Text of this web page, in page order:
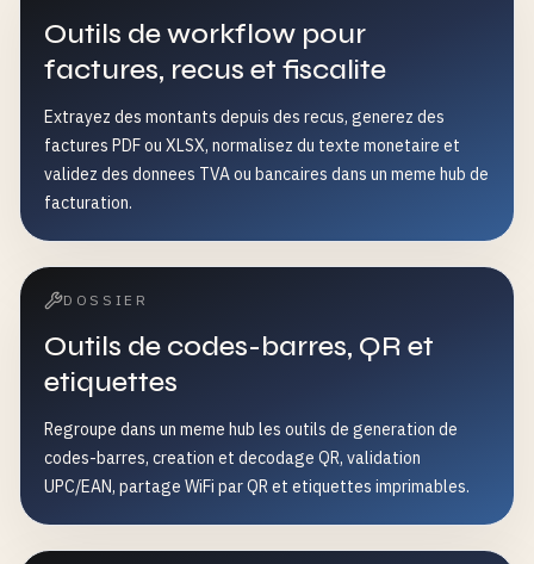
Outils de workflow pour
factures, recus et fiscalite
Extrayez des montants depuis des recus, generez des
factures PDF ou XLSX, normalisez du texte monetaire et
validez des donnees TVA ou bancaires dans un meme hub de
facturation.
DOSSIER
Outils de codes-barres, QR et
etiquettes
Regroupe dans un meme hub les outils de generation de
codes-barres, creation et decodage QR, validation
UPC/EAN, partage WiFi par QR et etiquettes imprimables.